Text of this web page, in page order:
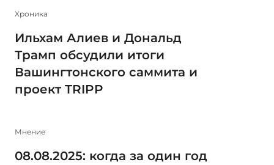
Xроника
Ильхам Алиев и Дональд
Трамп обсудили итоги
Вашингтонского саммита и
проект TRIPP
Мнение
08.08.2025: когда за один год